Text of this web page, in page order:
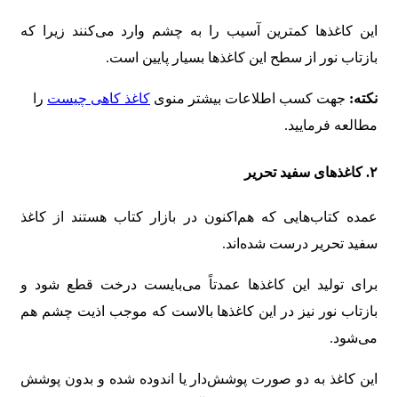
این کاغذها کمترین آسیب را به چشم وارد می‌کنند زیرا که
بازتاب نور از سطح این کاغذها بسیار پایین است.
نکته: جهت کسب اطلاعات بیشتر منوی کاغذ کاهی چیست را
مطالعه فرمایید.
۲. کاغذهای سفید تحریر
عمده کتاب‌هایی که هم‌اکنون در بازار کتاب هستند از کاغذ
سفید تحریر درست شده‌اند.
برای تولید این کاغذها عمدتاً می‌بایست درخت قطع شود و
بازتاب نور نیز در این کاغذها بالاست که موجب اذیت چشم هم
می‌شود.
این کاغذ به دو صورت پوشش‌دار یا اندوده شده و بدون پوشش